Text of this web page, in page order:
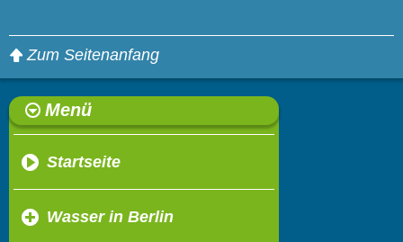
Zum Seitenanfang
Menü
Startseite
Wasser in Berlin